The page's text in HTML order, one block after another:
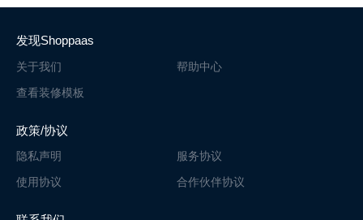
发现Shoppaas
关于我们 帮助中心
查看装修模板
政策/协议
隐私声明 服务协议
使用协议 合作伙伴协议